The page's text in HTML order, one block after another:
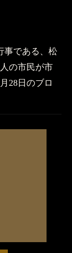
事である、松
の市民が市
28日のブロ